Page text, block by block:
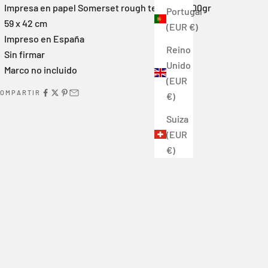
Portugal
(EUR €)
Reino
Unido
(EUR
€)
Suiza
(EUR
€)
Impresa en papel Somerset rough textured 300gr
59 x 42 cm
Impreso en España
Sin firmar
Marco no incluido